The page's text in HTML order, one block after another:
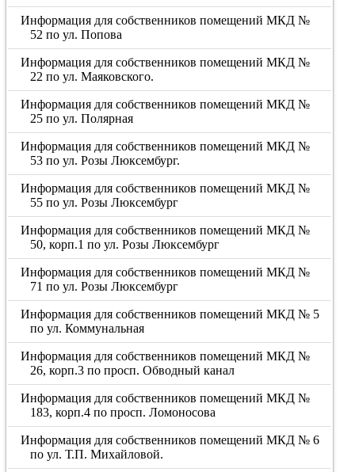
Информация для собственников помещений МКД №
52 по ул. Попова
Информация для собственников помещений МКД №
22 по ул. Маяковского.
Информация для собственников помещений МКД №
25 по ул. Полярная
Информация для собственников помещений МКД №
53 по ул. Розы Люксембург.
Информация для собственников помещений МКД №
55 по ул. Розы Люксембург
Информация для собственников помещений МКД №
50, корп.1 по ул. Розы Люксембург
Информация для собственников помещений МКД №
71 по ул. Розы Люксембург
Информация для собственников помещений МКД № 5
по ул. Коммунальная
Информация для собственников помещений МКД №
26, корп.3 по просп. Обводный канал
Информация для собственников помещений МКД №
183, корп.4 по просп. Ломоносова
Информация для собственников помещений МКД № 6
по ул. Т.П. Михайловой.